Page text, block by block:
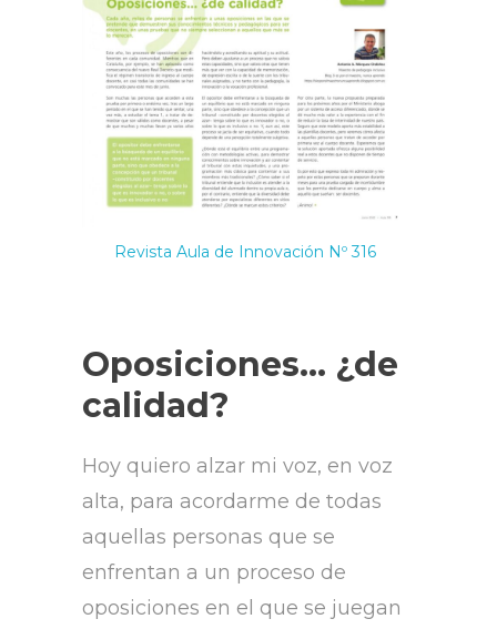
Revista Aula de Innovación Nº 316
Oposiciones… ¿de
calidad?
Hoy quiero alzar mi voz, en voz
alta, para acordarme de todas
aquellas personas que se
enfrentan a un proceso de
oposiciones en el que se juegan